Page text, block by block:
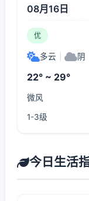
08月16日
优
多云 阴
22° ~ 29°
微风
1-3级
今日生活